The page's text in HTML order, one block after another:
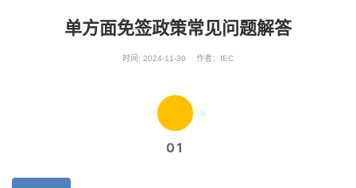
单方面免签政策常见问题解答
时间: 2024-11-30 作者：IEC
01